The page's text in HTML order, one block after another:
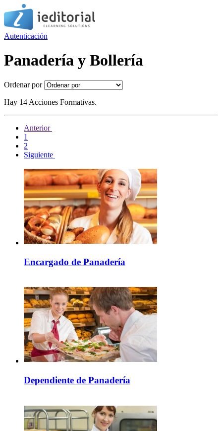
Autenticación
Panadería y Bollería
Ordenar por
Hay 14 Acciones Formativas.
Anterior
1
2
Siguiente
Encargado de Panadería
Dependiente de Panadería